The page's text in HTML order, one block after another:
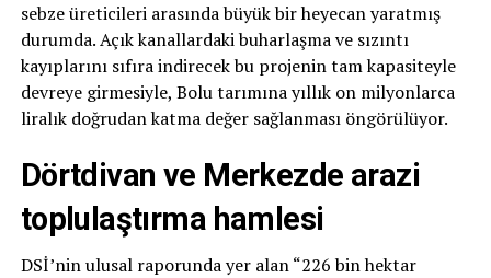
sebze üreticileri arasında büyük bir heyecan yaratmış
durumda. Açık kanallardaki buharlaşma ve sızıntı
kayıplarını sıfıra indirecek bu projenin tam kapasiteyle
devreye girmesiyle, Bolu tarımına yıllık on milyonlarca
liralık doğrudan katma değer sağlanması öngörülüyor.
Dörtdivan ve Merkezde arazi
toplulaştırma hamlesi
DSİ’nin ulusal raporunda yer alan “226 bin hektar